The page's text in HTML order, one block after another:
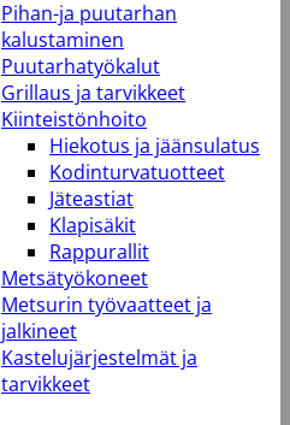
Pihan-ja puutarhan
kalustaminen
Puutarhatyökalut
Grillaus ja tarvikkeet
Kiinteistönhoito
Hiekotus ja jäänsulatus
Kodinturvatuotteet
Jäteastiat
Klapisäkit
Rappurallit
Metsätyökoneet
Metsurin työvaatteet ja
jalkineet
Kastelujärjestelmät ja
tarvikkeet